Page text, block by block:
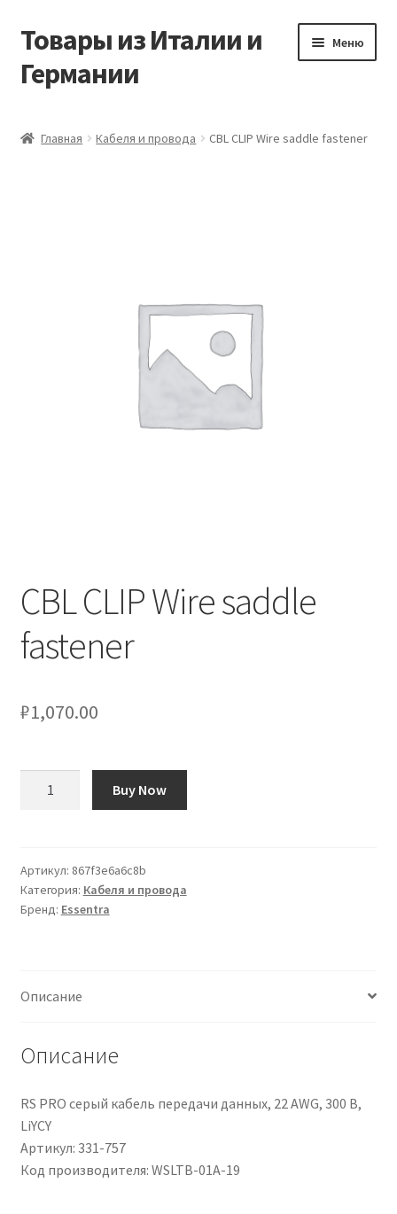
Перейти
навигации
Перейти
содержимому
Товары из Италии и
Германии
Меню
Главная Кабеля и провода CBL CLIP Wire saddle fastener
CBL CLIP Wire saddle
fastener
₽1,070.00
Wire
saddle
fastener
Buy Now
Артикул: 867f3e6a6c8b
Категория: Кабеля и провода
Бренд: Essentra
Описание
Описание
RS PRO серый кабель передачи данных, 22 AWG, 300 В,
LiYCY
Артикул: 331-757
Код производителя: WSLTB-01A-19